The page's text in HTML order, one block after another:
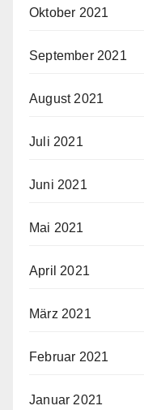
Oktober 2021
September 2021
August 2021
Juli 2021
Juni 2021
Mai 2021
April 2021
März 2021
Februar 2021
Januar 2021